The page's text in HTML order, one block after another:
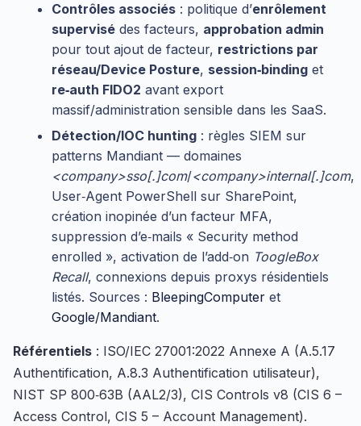
Contrôles associés : politique d’enrôlement
supervisé des facteurs, approbation admin
pour tout ajout de facteur, restrictions par
réseau/Device Posture, session‑binding et
re‑auth FIDO2 avant export
massif/administration sensible dans les SaaS.
Détection/IOC hunting : règles SIEM sur
patterns Mandiant — domaines
<company>sso[.]com/<company>internal[.]com,
User‑Agent PowerShell sur SharePoint,
création inopinée d’un facteur MFA,
suppression d’e‑mails « Security method
enrolled », activation de l’add‑on ToogleBox
Recall, connexions depuis proxys résidentiels
listés. Sources : BleepingComputer et
Google/Mandiant.
Référentiels : ISO/IEC 27001:2022 Annexe A (A.5.17
Authentification, A.8.3 Authentification utilisateur),
NIST SP 800‑63B (AAL2/3), CIS Controls v8 (CIS 6 –
Access Control, CIS 5 – Account Management).